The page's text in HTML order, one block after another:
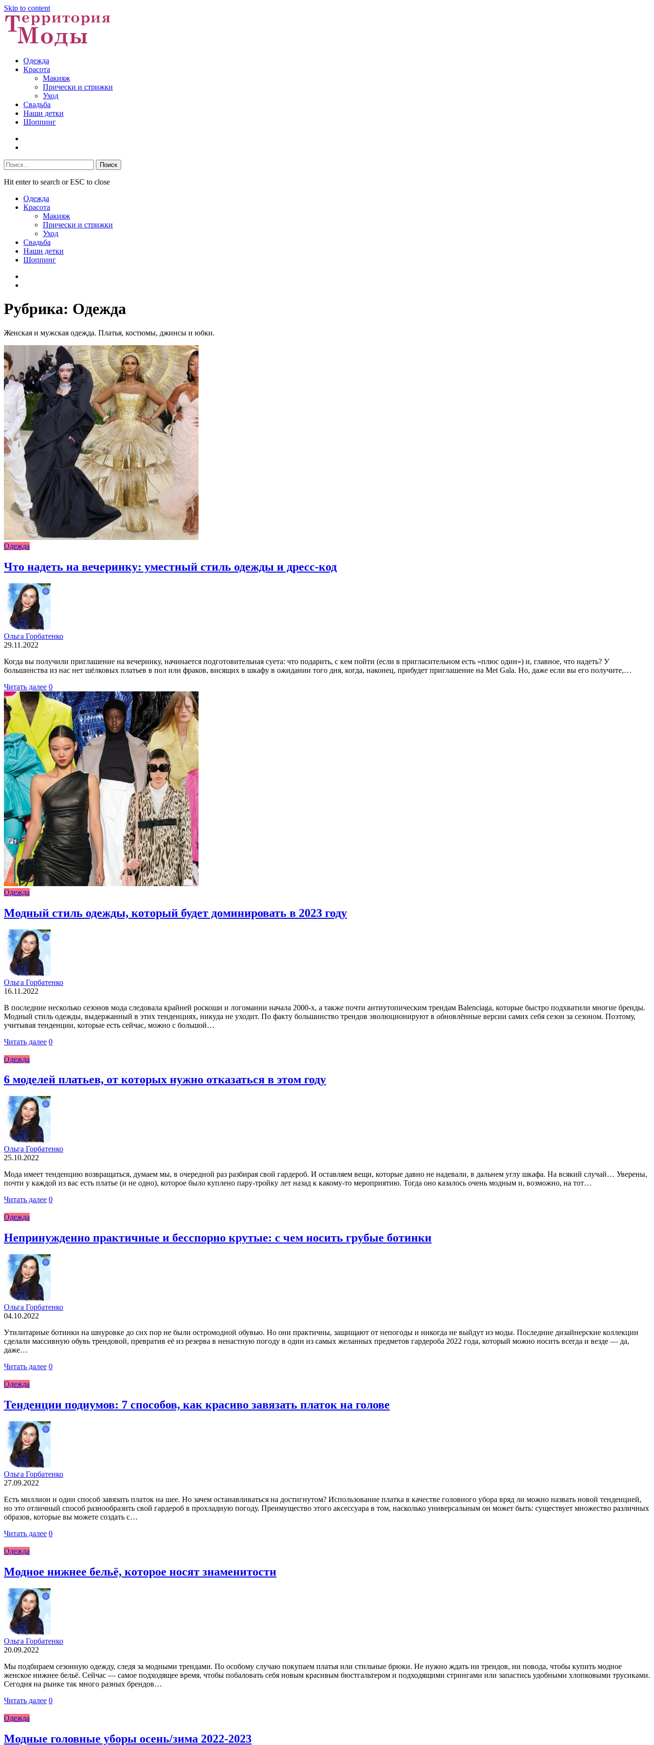
Skip to content
Одежда
Красота
Макияж
Прически и стрижки
Уход
Свадьба
Наши детки
Шоппинг
Найти:
Hit enter to search or ESC to close
Одежда
Красота
Макияж
Прически и стрижки
Уход
Свадьба
Наши детки
Шоппинг
Рубрика: Одежда
Женская и мужская одежда. Платья, костюмы, джинсы и юбки.
Одежда
Что надеть на вечеринку: уместный стиль одежды и дресс-код
Ольга Горбатенко
29.11.2022
Когда вы получили приглашение на вечеринку, начинается подготовительная суета: что подарить, с кем пойти (если в пригласительном есть «плюс один») и, главное, что надеть? У
большинства из нас нет шёлковых платьев в пол или фраков, висящих в шкафу в ожидании того дня, когда, наконец, прибудет приглашение на Met Gala. Но, даже если вы его получите,…
Читать далее 0
Одежда
Модный стиль одежды, который будет доминировать в 2023 году
Ольга Горбатенко
16.11.2022
В последние несколько сезонов мода следовала крайней роскоши и логомании начала 2000-х, а также почти антиутопическим трендам Balenciaga, которые быстро подхватили многие бренды.
Модный стиль одежды, выдержанный в этих тенденциях, никуда не уходит. По факту большинство трендов эволюционируют в обновлённые версии самих себя сезон за сезоном. Поэтому,
учитывая тенденции, которые есть сейчас, можно с большой…
Читать далее 0
Одежда
6 моделей платьев, от которых нужно отказаться в этом году
Ольга Горбатенко
25.10.2022
Мода имеет тенденцию возвращаться, думаем мы, в очередной раз разбирая свой гардероб. И оставляем вещи, которые давно не надевали, в дальнем углу шкафа. На всякий случай… Уверены,
почти у каждой из вас есть платье (и не одно), которое было куплено пару-тройку лет назад к какому-то мероприятию. Тогда оно казалось очень модным и, возможно, на тот…
Читать далее 0
Одежда
Непринужденно практичные и бесспорно крутые: с чем носить грубые ботинки
Ольга Горбатенко
04.10.2022
Утилитарные ботинки на шнуровке до сих пор не были остромодной обувью. Но они практичны, защищают от непогоды и никогда не выйдут из моды. Последние дизайнерские коллекции
сделали массивную обувь трендовой, превратив её из резерва в ненастную погоду в один из самых желанных предметов гардероба 2022 года, который можно носить всегда и везде — да,
даже…
Читать далее 0
Одежда
Тенденции подиумов: 7 способов, как красиво завязать платок на голове
Ольга Горбатенко
27.09.2022
Есть миллион и один способ завязать платок на шее. Но зачем останавливаться на достигнутом? Использование платка в качестве головного убора вряд ли можно назвать новой тенденцией,
но это отличный способ разнообразить свой гардероб в прохладную погоду. Преимущество этого аксессуара в том, насколько универсальным он может быть: существует множество различных
образов, которые вы можете создать с…
Читать далее 0
Одежда
Модное нижнее бельё, которое носят знаменитости
Ольга Горбатенко
20.09.2022
Мы подбираем сезонную одежду, следя за модными трендами. По особому случаю покупаем платья или стильные брюки. Не нужно ждать ни трендов, ни повода, чтобы купить модное
женское нижнее бельё. Сейчас — самое подходящее время, чтобы побаловать себя новым красивым бюстгальтером и подходящими стрингами или запастись удобными хлопковыми трусиками.
Сегодня на рынке так много разных брендов…
Читать далее 0
Одежда
Модные головные уборы осень/зима 2022-2023